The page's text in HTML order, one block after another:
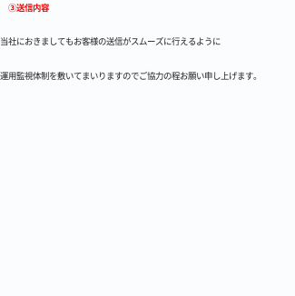
③送信内容
当社におきましてもお客様の送信がスムーズに行えるように
運用監視体制を敷いてまいりますのでご協力の程お願い申し上げます。